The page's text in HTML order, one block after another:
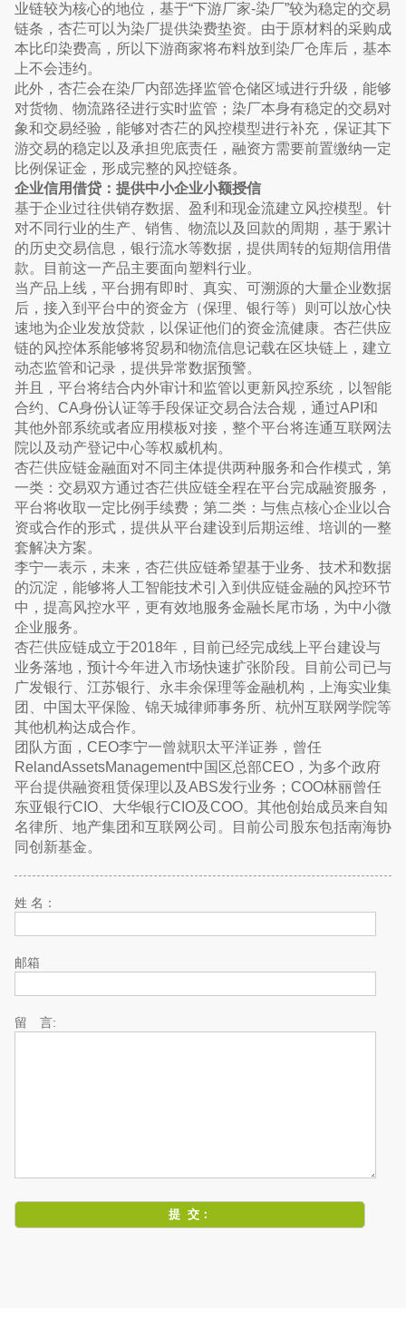
业链较为核心的地位，基于“下游厂家-染厂”较为稳定的交易
链条，杏芢可以为染厂提供染费垫资。由于原材料的采购成
本比印染费高，所以下游商家将布料放到染厂仓库后，基本
上不会违约。
此外，杏芢会在染厂内部选择监管仓储区域进行升级，能够
对货物、物流路径进行实时监管；染厂本身有稳定的交易对
象和交易经验，能够对杏芢的风控模型进行补充，保证其下
游交易的稳定以及承担兜底责任，融资方需要前置缴纳一定
比例保证金，形成完整的风控链条。
企业信用借贷：提供中小企业小额授信
基于企业过往供销存数据、盈利和现金流建立风控模型。针
对不同行业的生产、销售、物流以及回款的周期，基于累计
的历史交易信息，银行流水等数据，提供周转的短期信用借
款。目前这一产品主要面向塑料行业。
当产品上线，平台拥有即时、真实、可溯源的大量企业数据
后，接入到平台中的资金方（保理、银行等）则可以放心快
速地为企业发放贷款，以保证他们的资金流健康。杏芢供应
链的风控体系能够将贸易和物流信息记载在区块链上，建⽴
动态监管和记录，提供异常数据预警。
并且，平台将结合内外审计和监管以更新风控系统，以智能
合约、CA身份认证等手段保证交易合法合规，通过API和
其他外部系统或者应用模板对接，整个平台将连通互联网法
院以及动产登记中心等权威机构。
杏芢供应链金融面对不同主体提供两种服务和合作模式，第
一类：交易双方通过杏芢供应链全程在平台完成融资服务，
平台将收取一定比例手续费；第二类：与焦点核心企业以合
资或合作的形式，提供从平台建设到后期运维、培训的一整
套解决方案。
李宁一表示，未来，杏芢供应链希望基于业务、技术和数据
的沉淀，能够将人工智能技术引入到供应链金融的风控环节
中，提高风控水平，更有效地服务金融长尾市场，为中小微
企业服务。
杏芢供应链成立于2018年，目前已经完成线上平台建设与
业务落地，预计今年进入市场快速扩张阶段。目前公司已与
广发银行、江苏银行、永丰余保理等金融机构，上海实业集
团、中国太平保险、锦天城律师事务所、杭州互联网学院等
其他机构达成合作。
团队方面，CEO李宁一曾就职太平洋证券，曾任
RelandAssetsManagement中国区总部CEO，为多个政府
平台提供融资租赁保理以及ABS发⾏业务；COO林丽曾任
东亚银行CIO、⼤华银⾏CIO及COO。其他创始成员来自知
名律所、地产集团和互联网公司。目前公司股东包括南海协
同创新基金。
姓 名：
邮箱
留 言: